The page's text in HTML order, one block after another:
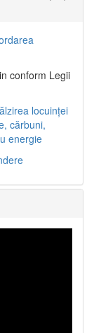
conform Legii
locuinței
cărbuni,
energie